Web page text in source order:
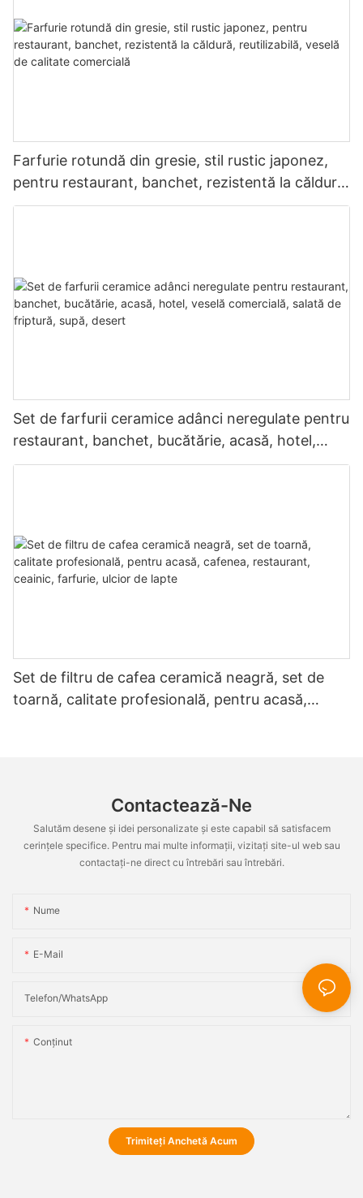
Farfurie rotundă din gresie, stil rustic japonez,
pentru restaurant, banchet, rezistentă la căldură,
reutilizabilă, veselă de calitate comercială
Set de farfurii ceramice adânci neregulate pentru
restaurant, banchet, bucătărie, acasă, hotel,
veselă comercială, salată de friptură, supă,
Set de filtru de cafea ceramică neagră, set de
toarnă, calitate profesională, pentru acasă,
Contactează-Ne
Salutăm desene și idei personalizate și este capabil să satisfacem
cerințele specifice. Pentru mai multe informații, vizitați site-ul web sau
contactați-ne direct cu întrebări sau întrebări.
Nume
E-Mail
Telefon/WhatsApp
Conţinut
Trimiteți Anchetă Acum